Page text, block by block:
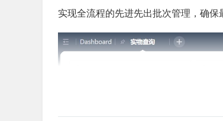
实现全流程的先进先出批次管理，确保